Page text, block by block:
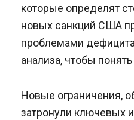
которые определят
новых санкций США
проблемами дефицита
анализа, чтобы
Новые ограничения,
затронули ключевых